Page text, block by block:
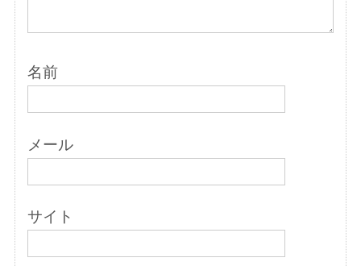
名前
メール
サイト